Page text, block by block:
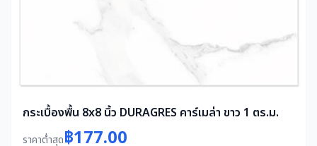
กระเบื้องพื้น 8x8 นิ้ว DURAGRES คาร์เมล่า ขาว 1 ตร.ม.
ราคาต่ำสุด฿177.00